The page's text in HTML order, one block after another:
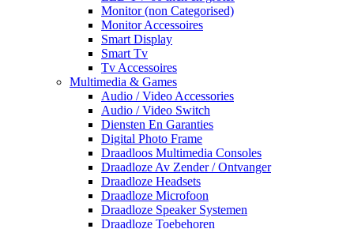
Monitor (non Categorised)
Monitor Accessoires
Smart Display
Smart Tv
Tv Accessoires
Multimedia & Games
Audio / Video Accessories
Audio / Video Switch
Diensten En Garanties
Digital Photo Frame
Draadloos Multimedia Consoles
Draadloze Av Zender / Ontvanger
Draadloze Headsets
Draadloze Microfoon
Draadloze Speaker Systemen
Draadloze Toebehoren